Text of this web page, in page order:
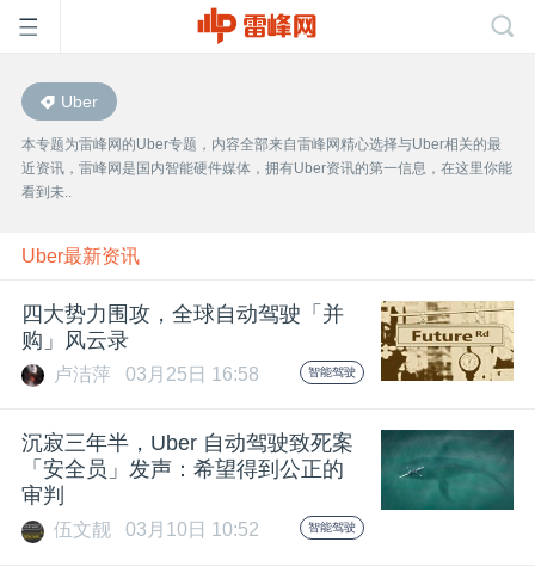
首
页
雷
峰
公
开
Uber
本专题为雷峰网的Uber专题，内容全部来自雷峰网精心选择与Uber相关的最
近资讯，雷峰网是国内智能硬件媒体，拥有Uber资讯的第一信息，在这里你能
看到未..
Uber最新资讯
四大势力围攻，全球自动驾驶「并
购」风云录
卢洁萍 03月25日 16:58 智能驾驶
沉寂三年半，Uber 自动驾驶致死案
「安全员」发声：希望得到公正的
审判
伍文靓 03月10日 10:52 智能驾驶